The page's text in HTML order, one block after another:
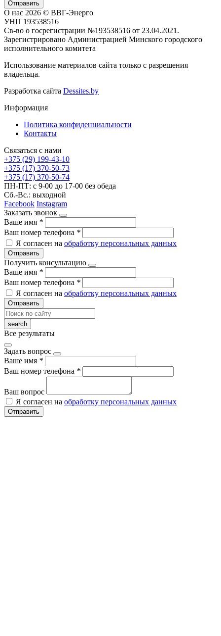
Отправить
О нас 2026 © ВВГ-Энерго
УНП 193538516
Св-во о госрегистрации №193538516 от 23.04.2021.
Зарегистрировано Администрацией Минского городского
исполнительного комитета
Использование материалов сайта только с разрешения
владельца.
Разработка сайта Dessites.by
Информация
Политика конфиденциальности
Контакты
Связаться с нами
+375 (29) 199-43-10
+375 (17) 370-50-73
+375 (17) 370-50-74
ПН-ПТ: с 9-00 до 17-00 без обеда
Сб.-Вс.: выходной
Facebook Instagram
Заказать звонок
Ваше имя *
Ваш номер телефона *
Я согласен на обработку персональных данных
Отправить
Получить консультацию
Ваше имя *
Ваш номер телефона *
Я согласен на обработку персональных данных
Отправить
Все результаты
Задать вопрос
Ваше имя *
Ваш номер телефона *
Ваш вопрос
Я согласен на обработку персональных данных
Отправить